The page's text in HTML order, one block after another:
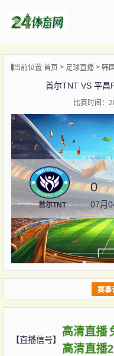
播
播
播
当前位置:首页 足球直播 韩
首尔TNT VS 平昌
比赛时间：
首尔TNT
0
07月
赛事
【直播信号】
高清直播
高清直播2